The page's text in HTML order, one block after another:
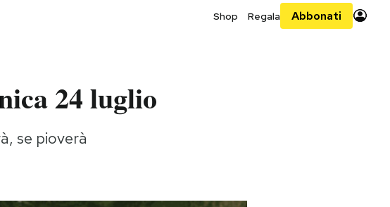
Shop Regala Abbonati
24 luglio
se pioverà